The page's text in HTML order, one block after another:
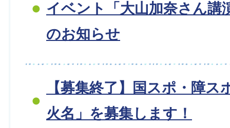
イベント「大山加奈さん講
のお知らせ
【募集終了】国スポ・障ス
火名」を募集します！